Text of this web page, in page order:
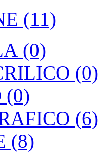
(11)
(0)
(0)
(0)
(6)
(8)